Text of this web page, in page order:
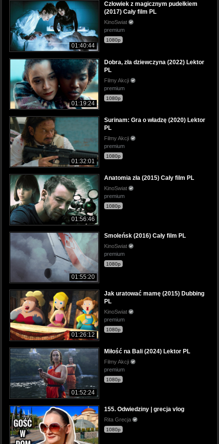
01:40:44
Człowiek z magicznym pudełkiem
(2017) Cały film PL
KinoSwiat
premium
1080p
01:19:24
Dobra, zła dziewczyna (2022) Lektor
PL
Filmy Akcji
premium
1080p
01:32:01
Surinam: Gra o władzę (2020) Lektor
PL
Filmy Akcji
premium
1080p
01:56:46
Anatomia zła (2015) Cały film PL
KinoSwiat
premium
1080p
01:55:20
Smoleńsk (2016) Cały film PL
KinoSwiat
premium
1080p
01:26:12
Jak uratować mamę (2015) Dubbing
PL
KinoSwiat
premium
1080p
01:52:24
Miłość na Bali (2024) Lektor PL
Filmy Akcji
premium
1080p
155. Odwiedziny | grecja vlog
Rita Grecja
1080p